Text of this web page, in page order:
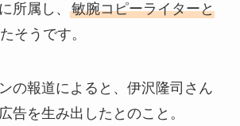
所属し、 敏腕コピーライターと
そうです。
の報道によると、伊沢隆司さん
告を生み出したとのこと。